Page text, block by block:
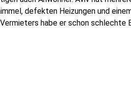
defekten Heizungen und
habe er schon schlechte